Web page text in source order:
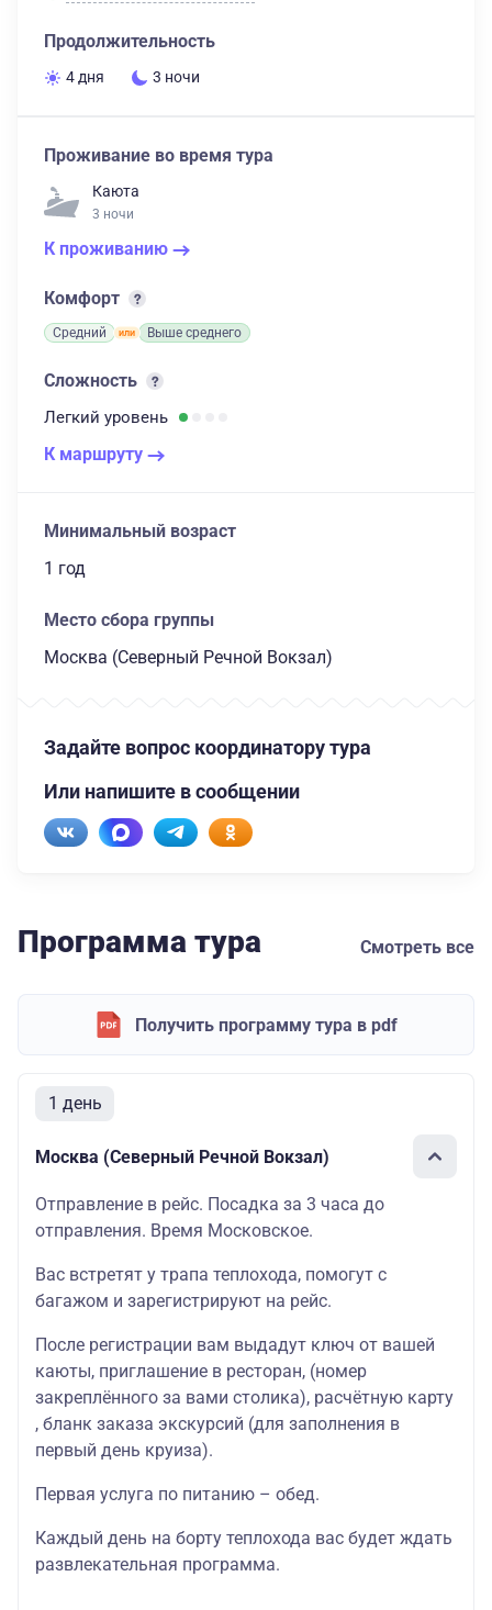
Продолжительность
4 дня 3 ночи
Проживание во время тура
Каюта
3 ночи
К проживанию
Комфорт
Средний Выше среднего
Сложность
Легкий уровень
К маршруту
Минимальный возраст
1 год
Место сбора группы
Москва (Северный Речной Вокзал)
Задайте вопрос координатору тура
Или напишите в сообщении
Программа тура Смотреть все
Получить программу тура в pdf
1 день
Москва (Северный Речной Вокзал)
Отправление в рейс. Посадка за 3 часа до
отправления. Время Московское.
Вас встретят у трапа теплохода, помогут с
багажом и зарегистрируют на рейс.
После регистрации вам выдадут ключ от вашей
каюты, приглашение в ресторан, (номер
закреплённого за вами столика), расчётную карту
, бланк заказа экскурсий (для заполнения в
первый день круиза).
Первая услуга по питанию – обед.
Каждый день на борту теплохода вас будет ждать
развлекательная программа.